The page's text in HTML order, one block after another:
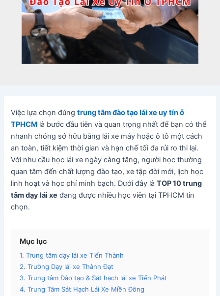
Việc lựa chọn đúngtrung tâm đào tạo lái xe uy tín ở
TPHCM là bước đầu tiên và quan trọng nhất để bạn có thể
nhanh chóng sở hữu bằng lái xe máy hoặc ô tô một cách
an toàn, tiết kiệm thời gian và hạn chế tối đa rủi ro thi lại.
Với nhu cầu học lái xe ngày càng tăng, người học thường
quan tâm đến chất lượng đào tạo, xe tập đời mới, lịch học
linh hoạt và học phí minh bạch. Dưới đây làTOP 10 trung
tâm dạy lái xe đang được nhiều học viên tại TPHCM tin
chọn.
Mục lục
1. Trung tâm dạy lái xe Tiến Thành
2. Trường Dạy lái xe Thành Đạt
3. Trung tâm Đào tạo & Sát hạch lái xe Tiến Phát
4. Trung Tâm Sát Hạch Lái Xe Miền Đông